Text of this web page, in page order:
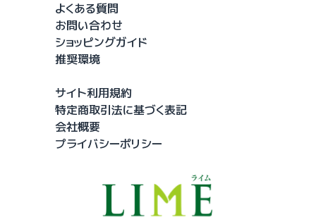
よくある質問
お問い合わせ
ショッピングガイド
推奨環境
サイト利用規約
特定商取引法に基づく表記
会社概要
プライバシーポリシー